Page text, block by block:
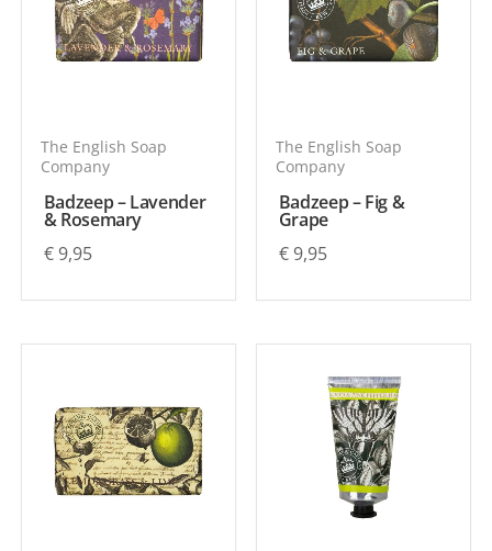
The English Soap
Company
Badzeep – Lavender
& Rosemary
€9,95
The English Soap
Company
Badzeep – Fig &
Grape
€9,95